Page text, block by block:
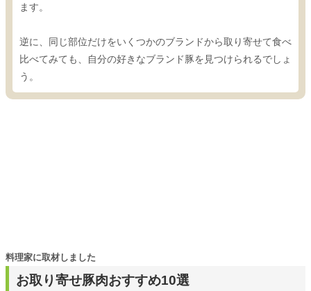
ます。
逆に、同じ部位だけをいくつかのブランドから取り寄せて食べ
比べてみても、自分の好きなブランド豚を見つけられるでしょ
う。
お取り寄せ豚肉おすすめ10選
料理家に取材しました